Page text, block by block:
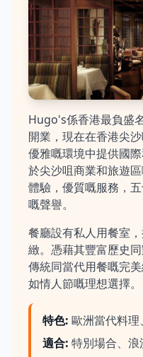
Hugo's係香港最負盛
開業，現在在香港尖
優雅嘅環境中提供國
於尖沙咀商業和旅遊
體驗，優質嘅服務，
嘅聲譽。
餐廳設有私人用餐室
緻。憑藉其豐富歷史
傳統同當代用餐嘅完
如情人節嘅理想選擇。
特色: 歐洲當代料理
適合: 特別場合、